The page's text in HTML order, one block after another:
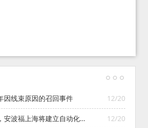
12/20
线束原因的召回事件
12/20
安波福上海将建立自动化智